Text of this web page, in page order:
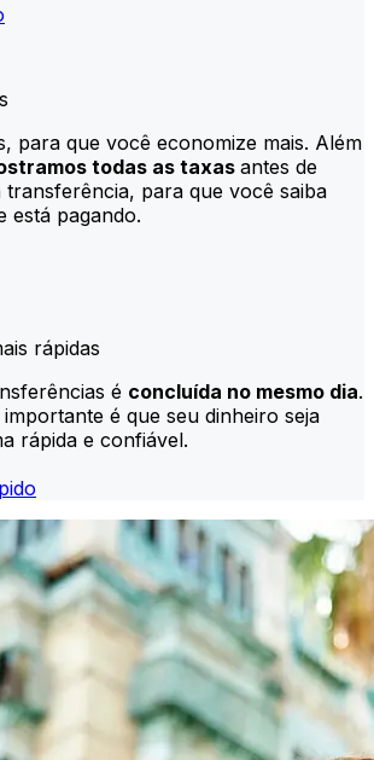
para que você economize mais. Além
todas as taxas antes de
para que você saiba
está pagando.
rápidas
é concluída no mesmo dia.
é que seu dinheiro seja
rápida e confiável.